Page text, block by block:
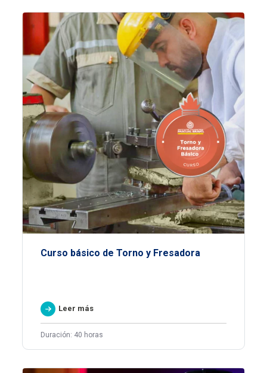
Curso básico de Torno y Fresadora
Leer más
Duración: 40 horas